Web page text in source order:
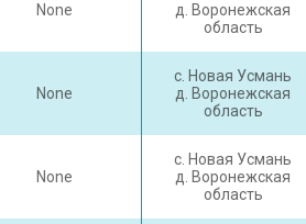
None
д. Воронежская
область
None
с. Новая Усмань
д. Воронежская
область
None
с. Новая Усмань
д. Воронежская
область